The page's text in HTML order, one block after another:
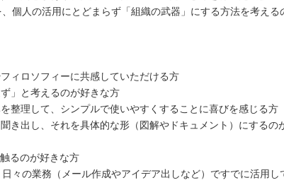
、個人の活用にとどまらず「組織の武器」にする方法を考える
ィロソフィーに共感していただける方
」と考えるのが好きな方
整理して、シンプルで使いやすくすることに喜びを感じる方
き出し、それを具体的な形（図解やドキュメント）にするの
るのが好きな方
々の業務（メール作成やアイデア出しなど）ですでに活用し